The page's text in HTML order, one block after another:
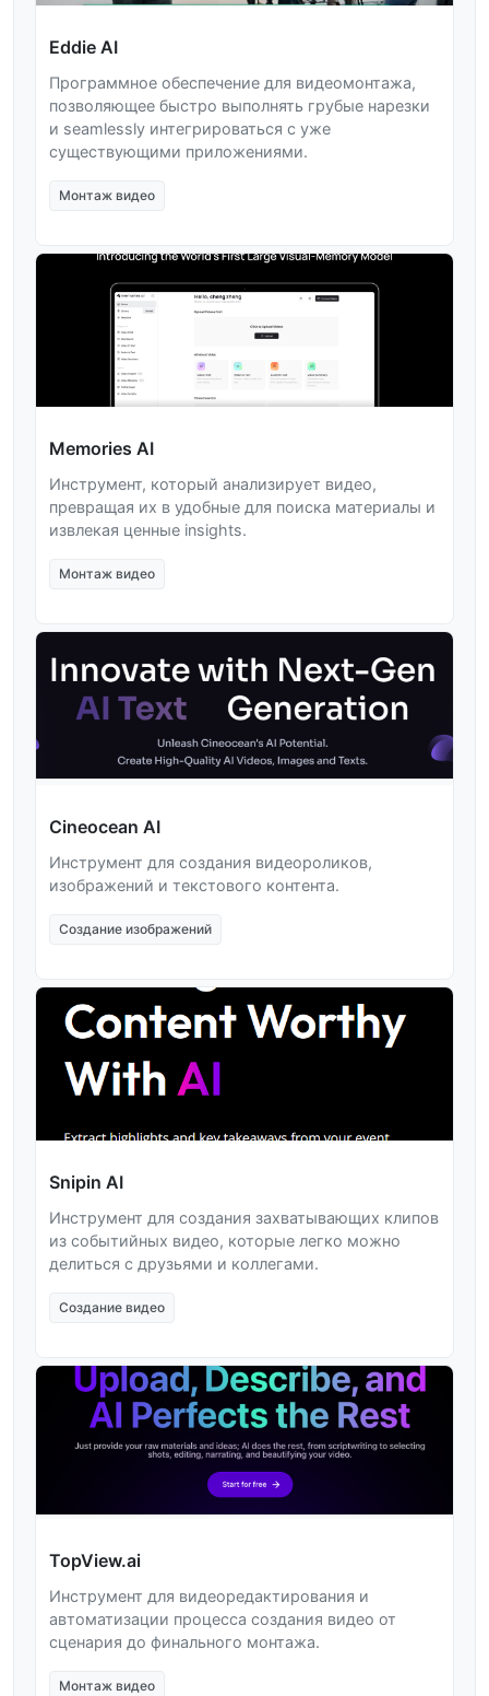
Eddie AI
Программное обеспечение для видеомонтажа,
позволяющее быстро выполнять грубые нарезки
и seamlessly интегрироваться с уже
существующими приложениями.
Монтаж видео
Memories AI
Инструмент, который анализирует видео,
превращая их в удобные для поиска материалы и
извлекая ценные insights.
Монтаж видео
Cineocean AI
Инструмент для создания видеороликов,
изображений и текстового контента.
Создание изображений
Snipin AI
Инструмент для создания захватывающих клипов
из событийных видео, которые легко можно
делиться с друзьями и коллегами.
Создание видео
TopView.ai
Инструмент для видеоредактирования и
автоматизации процесса создания видео от
сценария до финального монтажа.
Монтаж видео